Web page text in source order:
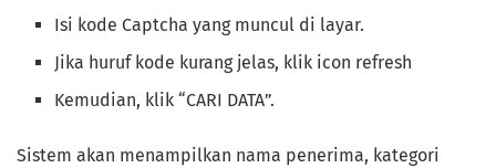
Isi kode Captcha yang muncul di layar.
Jika huruf kode kurang jelas, klik icon refresh
Kemudian, klik “CARI DATA”.
Sistem akan menampilkan nama penerima, kategori